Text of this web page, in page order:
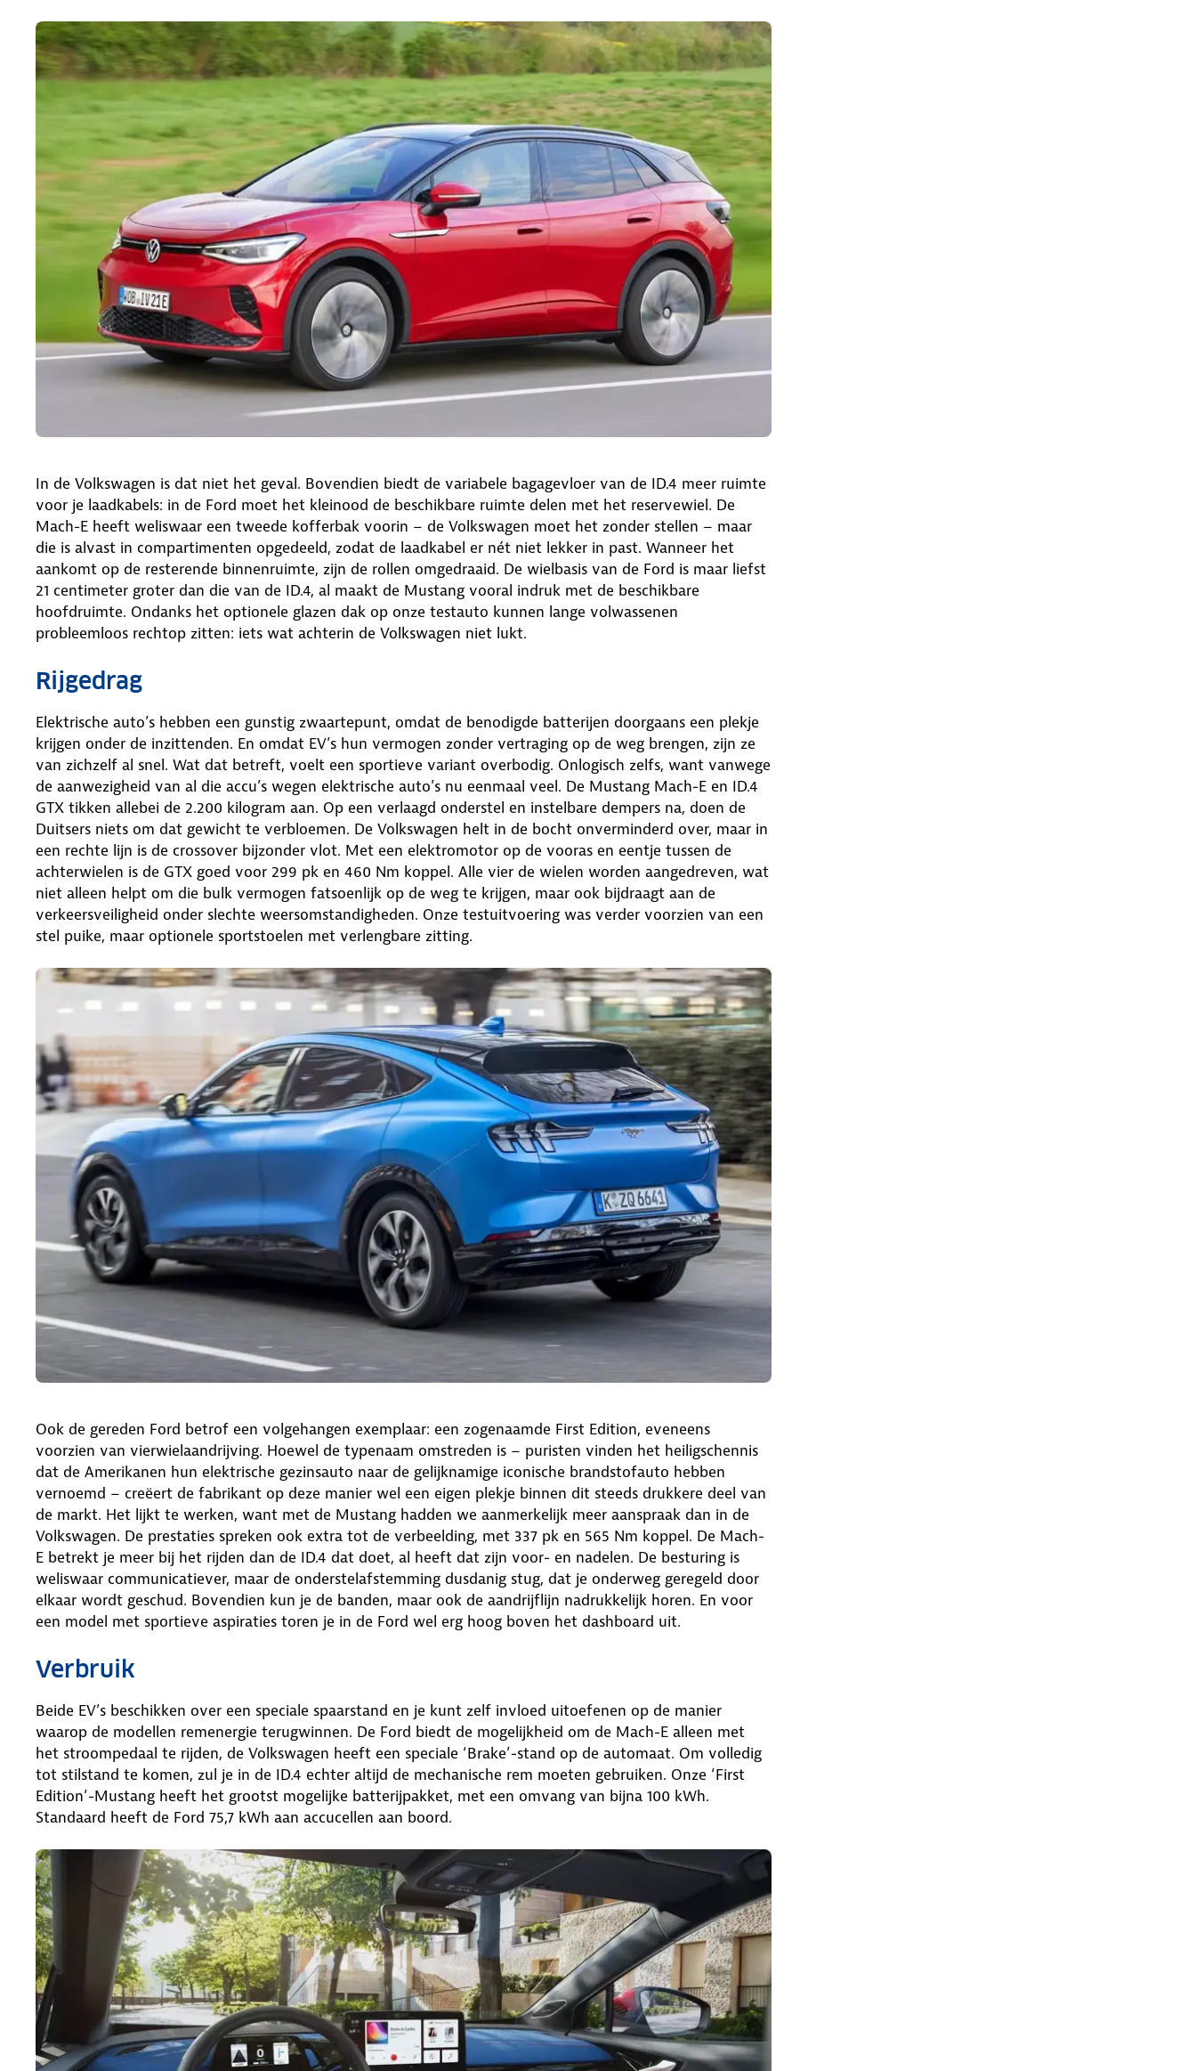
In de Volkswagen is dat niet het geval. Bovendien biedt de variabele bagagevloer van de ID.4 meer ruimte
voor je laadkabels: in de Ford moet het kleinood de beschikbare ruimte delen met het reservewiel. De
Mach-E heeft weliswaar een tweede kofferbak voorin – de Volkswagen moet het zonder stellen – maar
die is alvast in compartimenten opgedeeld, zodat de laadkabel er nét niet lekker in past. Wanneer het
aankomt op de resterende binnenruimte, zijn de rollen omgedraaid. De wielbasis van de Ford is maar liefst
21 centimeter groter dan die van de ID.4, al maakt de Mustang vooral indruk met de beschikbare
hoofdruimte. Ondanks het optionele glazen dak op onze testauto kunnen lange volwassenen
probleemloos rechtop zitten: iets wat achterin de Volkswagen niet lukt.
Rijgedrag
Elektrische auto’s hebben een gunstig zwaartepunt, omdat de benodigde batterijen doorgaans een plekje
krijgen onder de inzittenden. En omdat EV’s hun vermogen zonder vertraging op de weg brengen, zijn ze
van zichzelf al snel. Wat dat betreft, voelt een sportieve variant overbodig. Onlogisch zelfs, want vanwege
de aanwezigheid van al die accu’s wegen elektrische auto’s nu eenmaal veel. De Mustang Mach-E en ID.4
GTX tikken allebei de 2.200 kilogram aan. Op een verlaagd onderstel en instelbare dempers na, doen de
Duitsers niets om dat gewicht te verbloemen. De Volkswagen helt in de bocht onverminderd over, maar in
een rechte lijn is de crossover bijzonder vlot. Met een elektromotor op de vooras en eentje tussen de
achterwielen is de GTX goed voor 299 pk en 460 Nm koppel. Alle vier de wielen worden aangedreven, wat
niet alleen helpt om die bulk vermogen fatsoenlijk op de weg te krijgen, maar ook bijdraagt aan de
verkeersveiligheid onder slechte weersomstandigheden. Onze testuitvoering was verder voorzien van een
stel puike, maar optionele sportstoelen met verlengbare zitting.
Ook de gereden Ford betrof een volgehangen exemplaar: een zogenaamde First Edition, eveneens
voorzien van vierwielaandrijving. Hoewel de typenaam omstreden is – puristen vinden het heiligschennis
dat de Amerikanen hun elektrische gezinsauto naar de gelijknamige iconische brandstofauto hebben
vernoemd – creëert de fabrikant op deze manier wel een eigen plekje binnen dit steeds drukkere deel van
de markt. Het lijkt te werken, want met de Mustang hadden we aanmerkelijk meer aanspraak dan in de
Volkswagen. De prestaties spreken ook extra tot de verbeelding, met 337 pk en 565 Nm koppel. De Mach-
E betrekt je meer bij het rijden dan de ID.4 dat doet, al heeft dat zijn voor- en nadelen. De besturing is
weliswaar communicatiever, maar de onderstelafstemming dusdanig stug, dat je onderweg geregeld door
elkaar wordt geschud. Bovendien kun je de banden, maar ook de aandrijflijn nadrukkelijk horen. En voor
een model met sportieve aspiraties toren je in de Ford wel erg hoog boven het dashboard uit.
Verbruik
Beide EV’s beschikken over een speciale spaarstand en je kunt zelf invloed uitoefenen op de manier
waarop de modellen remenergie terugwinnen. De Ford biedt de mogelijkheid om de Mach-E alleen met
het stroompedaal te rijden, de Volkswagen heeft een speciale ‘Brake’-stand op de automaat. Om volledig
tot stilstand te komen, zul je in de ID.4 echter altijd de mechanische rem moeten gebruiken. Onze ‘First
Edition’-Mustang heeft het grootst mogelijke batterijpakket, met een omvang van bijna 100 kWh.
Standaard heeft de Ford 75,7 kWh aan accucellen aan boord.